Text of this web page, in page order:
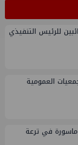
للرئيس التنفيذي
العمومية
في ترعة